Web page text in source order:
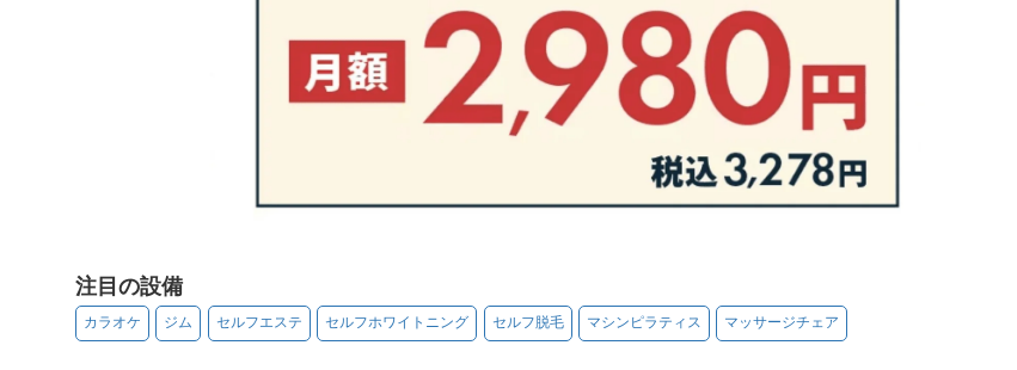
注目の設備
カラオケ ジム セルフエステ セルフホワイトニング セルフ脱毛 マシンピラティス マッサージチェア